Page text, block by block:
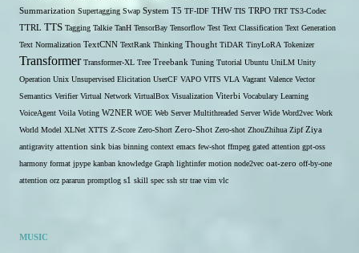
Summarization Supertagging Swap System T5 TF-IDF THW TIS TRPO TRT TS3-Codec
TTRL TTS Tagging Talkie TanH TensorBay Tensorflow Test Text Classification Text Generation
Text Normalization TextCNN TextRank Thinking Thought TiDAR TinyLoRA Tokenizer
Transformer Transformer-XL Tree Treebank Tuning Tutorial Ubuntu UniLM Unity
Operation Unix Unsupervised Elicitation UserCF VAPO VITS VLA Vagrant Valence Vector
Semantics Verifier Virtual Network VirtualBox Visualization Viterbi Vocabulary Learning
VoiceAgent Voila Voting W2NER WOE Web Server Multithreaded Server Wide Word2vec Work
World Model XLNet XTTS Z-Score Zero-Short Zero-Shot Zero-shot ZhouZhihua Zipf Ziya
antigravity attention sink bias binning context emacs few-shot ffmpeg gated attention gpt-oss
harmony format jpype kanban knowledge Graph lightinfer motion node2vec oat-zero off-by-one
attention orz pararun promptlog s1 skill spec ssh str trae vim vlc
MUSIC